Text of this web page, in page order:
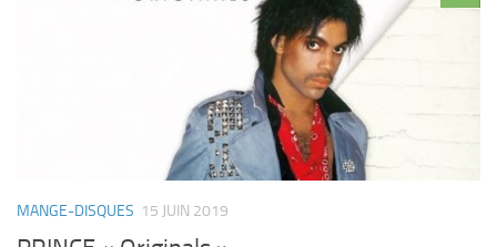
MANGE-DISQUES 15 JUIN 2019